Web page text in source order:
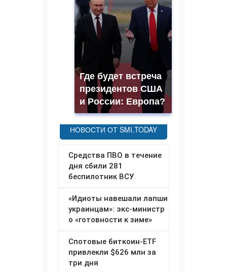
Где будет встреча
президентов США
и России: Европа?